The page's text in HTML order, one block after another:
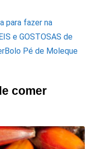
para fazer na
e GOSTOSAS de
Bolo Pé de Moleque
comer